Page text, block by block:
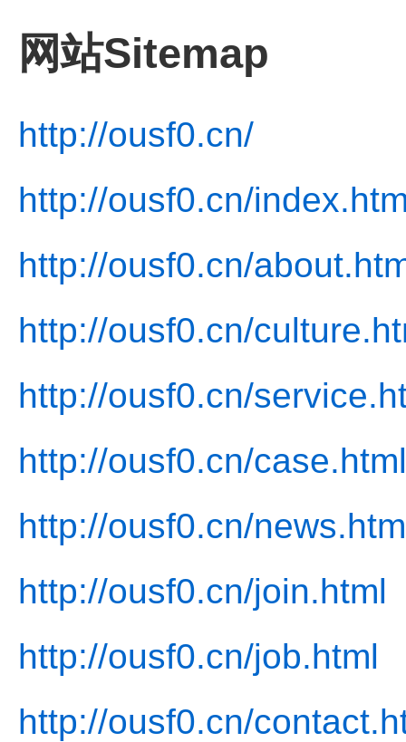
网站Sitemap
http://ousf0.cn/
http://ousf0.cn/
http://ousf0.cn/
http://ousf0.cn/
http://ousf0.cn/
http://ousf0.cn/case.html
http://ousf0.cn/
http://ousf0.cn/join.html
http://ousf0.cn/job.html
http://ousf0.cn/